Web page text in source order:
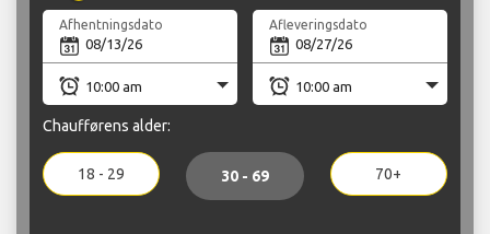
Afhentningsdato Afleveringsdato
Chaufførens alder:
18 - 29 30 - 69 70+